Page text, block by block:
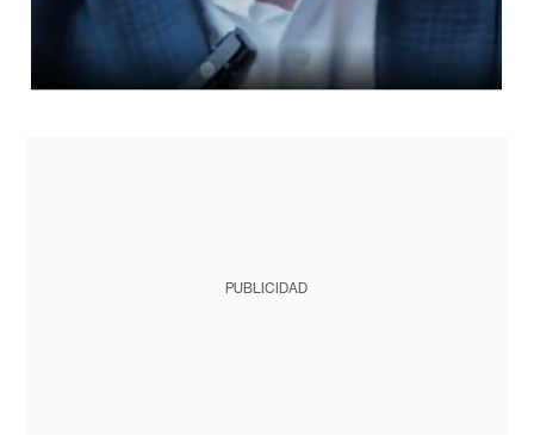
PUBLICIDAD